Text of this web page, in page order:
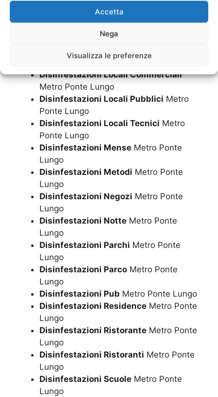
Accetta
Nega
Visualizza le preferenze
Disinfestazioni Fiere
Disinfestazioni GarageMetro Ponte
Disinfestazioni H24
Metro Ponte Lungo
Disinfestazioni Hotel
Disinfestazioni Locali Commerciali
Metro Ponte Lungo
Disinfestazioni Locali Pubblici Metro
Ponte Lungo
Disinfestazioni Locali Tecnici Metro
Ponte Lungo
Disinfestazioni Mense Metro Ponte
Lungo
Disinfestazioni Metodi Metro Ponte
Lungo
Disinfestazioni Negozi Metro Ponte
Lungo
Disinfestazioni Notte Metro Ponte
Lungo
Disinfestazioni Parchi Metro Ponte
Lungo
Disinfestazioni Parco Metro Ponte
Lungo
Disinfestazioni Pub Metro Ponte Lungo
Disinfestazioni Residence Metro Ponte
Lungo
Disinfestazioni Ristorante Metro Ponte
Lungo
Disinfestazioni Ristoranti Metro Ponte
Lungo
Disinfestazioni Scuole Metro Ponte
Lungo